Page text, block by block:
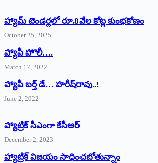
హ్యామ్‌ ‌టెండర్లలో రూ.8వేల కోట్ల కుంభకోణం
October 25, 2025
హ్యాపీ హొలీ….
March 17, 2022
హ్యాపీ బర్త్ ‌డే… హరీష్‌రావు..!
June 2, 2022
హ్యాట్రిక్‌ ‌సీఎంగా కేసీఆర్‌
December 2, 2023
హ్యాట్రిక్‌ విజయం సాధించబోతున్నాం